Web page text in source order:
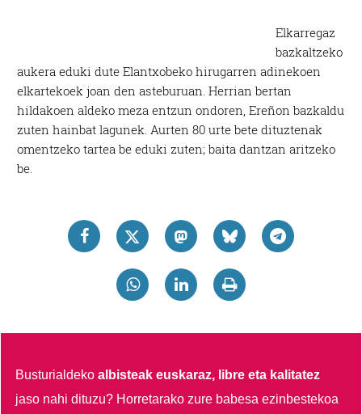
Elkarregaz
bazkaltzeko
aukera eduki dute Elantxobeko hirugarren adinekoen
elkartekoek joan den asteburuan. Herrian bertan
hildakoen aldeko meza entzun ondoren, Ereñon bazkaldu
zuten hainbat lagunek. Aurten 80 urte bete dituztenak
omentzeko tartea be eduki zuten; baita dantzan aritzeko
be.
Busturialdekoalbisteak euskaraz, libre eta kalitatez
jaso nahi dituzu? Horretarako zure babesa ezinbestekoa